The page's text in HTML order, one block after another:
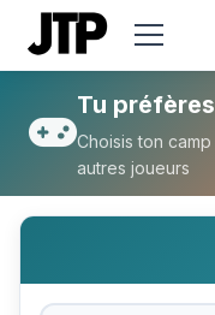
Tu préfères
Tu
Choisis ton
autres joueurs